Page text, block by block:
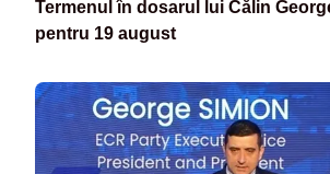
Termenul în dosarul lui Călin
pentru 19 august